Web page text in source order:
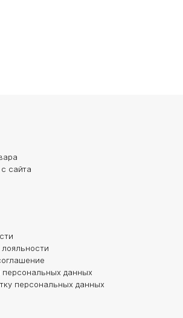
сайта
персональных данных
персональных данных